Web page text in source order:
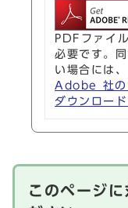
PDFファイ
必要です。
い場合には、
Adobe 社
ダウンロー
このページ